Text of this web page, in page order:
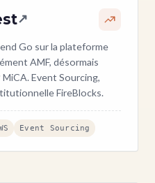
↗
Go sur la plateforme
AMF, désormais
Event Sourcing,
FireBlocks.
Event Sourcing